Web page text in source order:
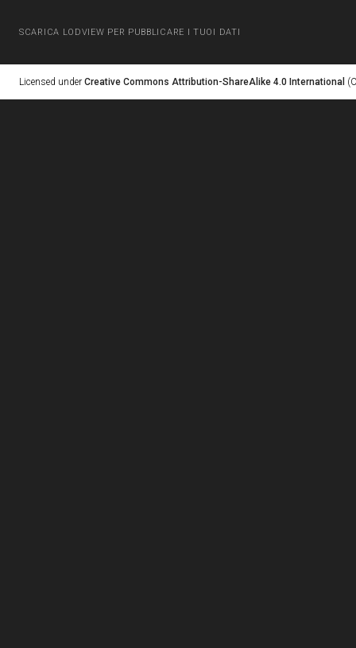
SCARICA LODVIEW PER PUBBLICARE I TUOI DATI
Licensed under Creative Commons Attribution-ShareAlike 4.0 International